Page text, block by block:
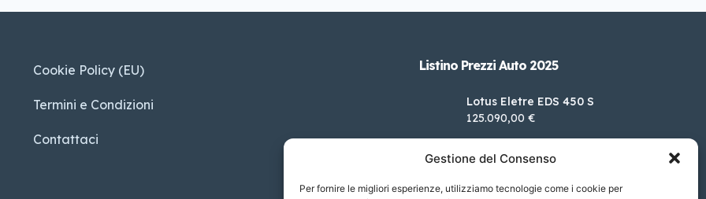
Gestione del Consenso
Per fornire le migliori esperienze, utilizziamo tecnologie come i cookie per
Cookie Policy (EU)
Termini e Condizioni
Contattaci
Listino Prezzi Auto 2025
Lotus Eletre EDS 450 S
125.090,00 €
EcoBoost Hybrid 125CV ST-
24.750,00 €